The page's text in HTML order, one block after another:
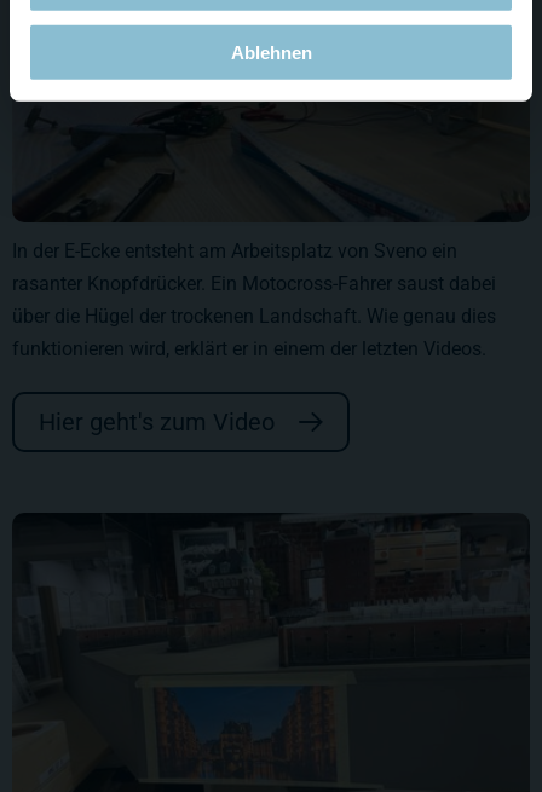
Ablehnen
In der E-Ecke entsteht am Arbeitsplatz von Sveno ein
rasanter Knopfdrücker. Ein Motocross-Fahrer saust dabei
über die Hügel der trockenen Landschaft. Wie genau dies
funktionieren wird, erklärt er in einem der letzten Videos.
Hier geht's zum Video